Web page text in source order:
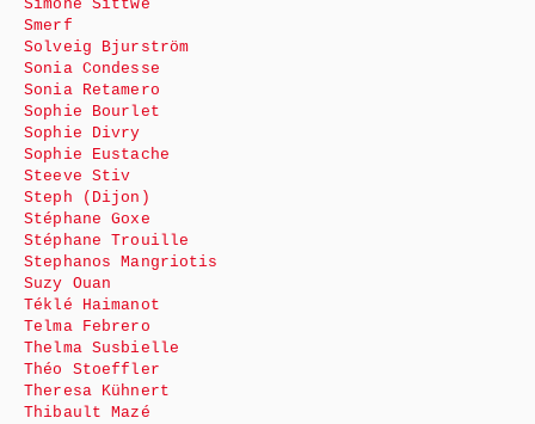
Simone Sittwe
Smerf
Solveig Bjurström
Sonia Condesse
Sonia Retamero
Sophie Bourlet
Sophie Divry
Sophie Eustache
Steeve Stiv
Steph (Dijon)
Stéphane Goxe
Stéphane Trouille
Stephanos Mangriotis
Suzy Ouan
Téklé Haimanot
Telma Febrero
Thelma Susbielle
Théo Stoeffler
Theresa Kühnert
Thibault Mazé